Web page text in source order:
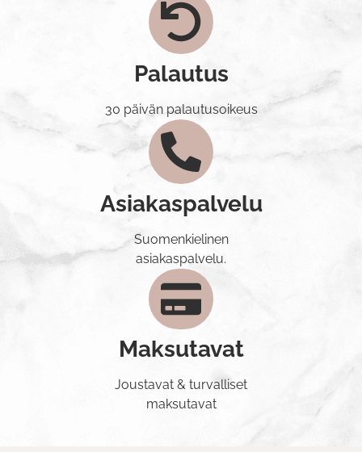
Palautus
30 päivän palautusoikeus
Asiakaspalvelu
Suomenkielinen
asiakaspalvelu.
Maksutavat
Joustavat & turvalliset
maksutavat